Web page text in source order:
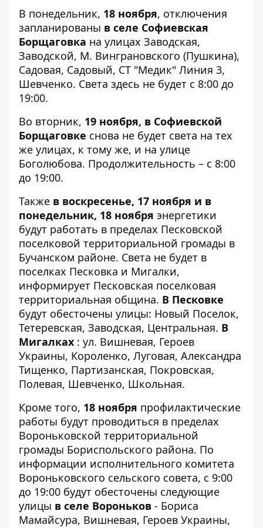
В понедельник, 18 ноября, отключения
запланированы в селе Софиевская
Борщаговка на улицах Заводская,
Заводской, М. Винграновского (Пушкина),
Садовая, Садовый, СТ "Медик" Линия 3,
Шевченко. Света здесь не будет с 8:00 до
19:00.
Во вторник, 19 ноября, в Софиевской
Борщаговке снова не будет света на тех
же улицах, к тому же, и на улице
Боголюбова. Продолжительность – с 8:00
до 19:00.
Также в воскресенье, 17 ноября и в
понедельник, 18 ноября энергетики
будут работать в пределах Песковской
поселковой территориальной громады в
Бучанском районе. Света не будет в
поселках Песковка и Мигалки,
информирует Песковская поселковая
территориальная община. В Песковке
будут обесточены улицы: Новый Поселок,
Тетеревская, Заводская, Центральная. В
Мигалках : ул. Вишневая, Героев
Украины, Короленко, Луговая, Александра
Тищенко, Партизанская, Покровская,
Полевая, Шевченко, Школьная.
Кроме того, 18 ноября профилактические
работы будут проводиться в пределах
Вороньковской территориальной
громады Бориспольского района. По
информации исполнительного комитета
Вороньковского сельского совета, с 9:00
до 19:00 будут обесточены следующие
улицы в селе Вороньков - Бориса
Мамайсура, Вишневая, Героев Украины,